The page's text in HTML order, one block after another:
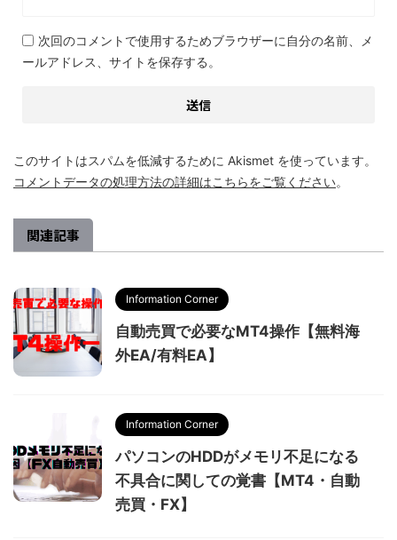
次回のコメントで使用するためブラウザーに自分の名前、メ
ールアドレス、サイトを保存する。
このサイトはスパムを低減するために Akismet を使っています。
コメントデータの処理方法の詳細はこちらをご覧ください。
関連記事
Information Corner
自動売買で必要なMT4操作【無料海
外EA/有料EA】
Information Corner
パソコンのHDDがメモリ不足になる
不具合に関しての覚書【MT4・自動
売買・FX】